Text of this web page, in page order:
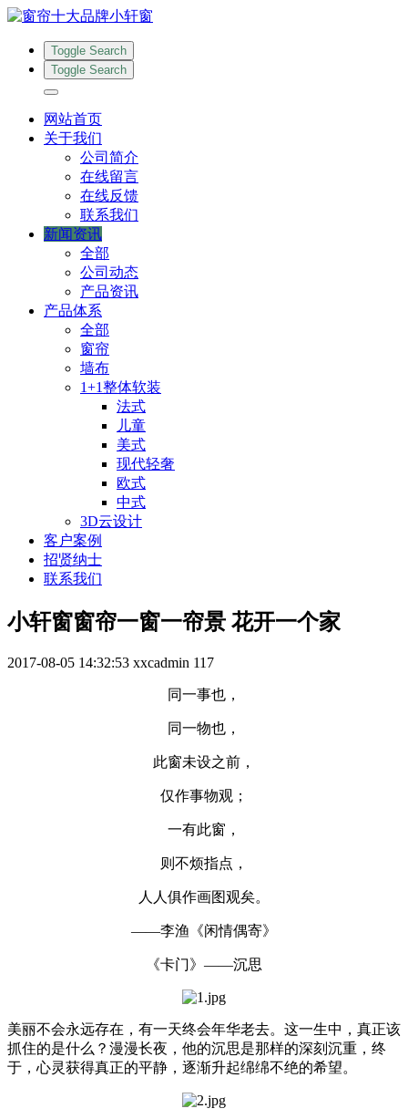
Toggle Search
Toggle Search
网站首页
关于我们
公司简介
在线留言
在线反馈
联系我们
新闻资讯
全部
公司动态
产品资讯
产品体系
全部
窗帘
墙布
1+1整体软装
法式
儿童
美式
现代轻奢
欧式
中式
3D云设计
客户案例
招贤纳士
联系我们
小轩窗窗帘一窗一帘景 花开一个家
2017-08-05 14:32:53 xxcadmin 117
同一事也，
同一物也，
此窗未设之前，
仅作事物观；
一有此窗，
则不烦指点，
人人俱作画图观矣。
——李渔《闲情偶寄》
《卡门》——沉思
美丽不会永远存在，有一天终会年华老去。这一生中，真正该
抓住的是什么？漫漫长夜，他的沉思是那样的深刻沉重，终
于，心灵获得真正的平静，逐渐升起绵绵不绝的希望。